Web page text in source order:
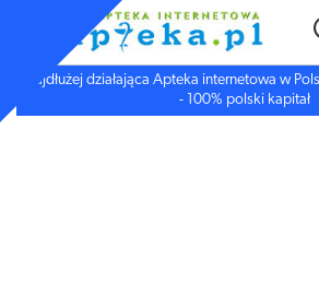
Najdłużej działająca Apteka internetowa w
- 100% polski kapitał